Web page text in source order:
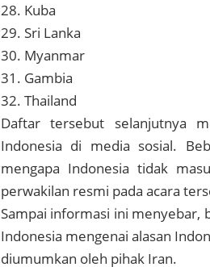
28. Kuba
29. Sri Lanka
30. Myanmar
31. Gambia
32. Thailand
Daftar tersebut selanjutnya
Indonesia di media sosial.
mengapa Indonesia tidak
perwakilan resmi pada acara
Sampai informasi ini
Indonesia mengenai alasan
diumumkan oleh pihak Iran.